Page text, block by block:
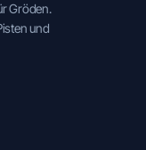
Gröden.
und